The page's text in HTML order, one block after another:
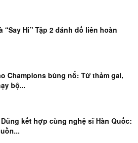
“Say Hi” Tập 2 đánh đố liên hoàn
Champions bùng nổ: Từ thảm gai,
bộ...
kết hợp cùng nghệ sĩ Hàn Quốc: